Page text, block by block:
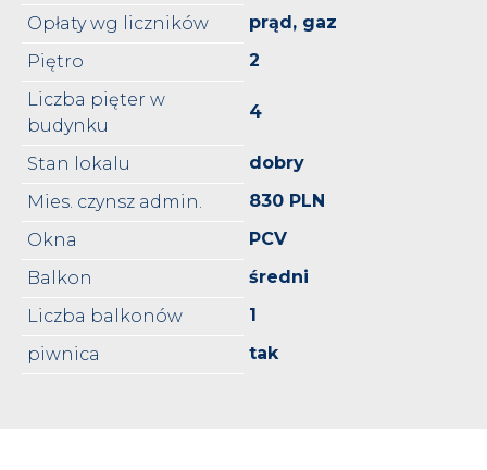
Opłaty wg liczników
prąd, gaz
Piętro
2
Liczba pięter w
budynku
4
Stan lokalu
dobry
Mies. czynsz admin.
830 PLN
Okna
PCV
Balkon
średni
Liczba balkonów
1
piwnica
tak